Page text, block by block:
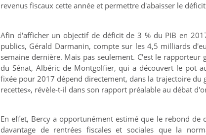
revenus fiscaux cette année et permettre d'abaisser le
Afin d'afficher un objectif de déficit de 3 % du PIB en
publics, Gérald Darmanin, compte sur les 4,5 milliards
semaine dernière. Mais pas seulement. C'est le rapporteur
du Sénat, Albéric de Montgolfier, qui a découvert le pot
fixée pour 2017 dépend directement, dans la trajectoire du
recettes», révèle-t-il dans son rapport préalable au débat
En effet, Bercy a opportunément estimé que le rebond de
davantage de rentrées fiscales et sociales que la